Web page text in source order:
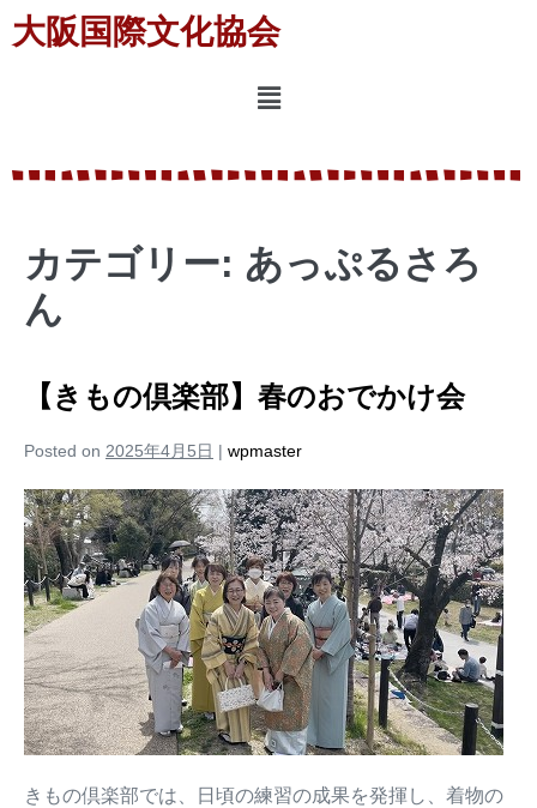
大阪国際文化協会
カテゴリー: あっぷるさろ
ん
【きもの倶楽部】春のおでかけ会
Posted on 2025年4月5日 | wpmaster
きもの倶楽部では、日頃の練習の成果を発揮し、着物の